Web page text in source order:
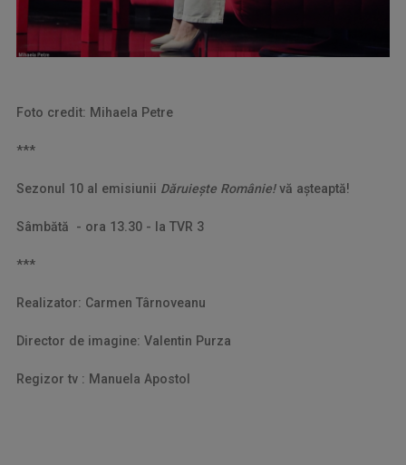
Foto credit: Mihaela Petre
***
Sezonul 10 al emisiunii Dăruiește Românie!vă așteaptă!
Sâmbătă - ora 13.30 - la TVR 3
***
Realizator: Carmen Târnoveanu
Director de imagine: Valentin Purza
Regizor tv : Manuela Apostol